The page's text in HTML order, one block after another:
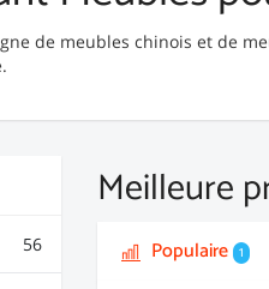
de meubles chinois et de
56
Meilleure
Populaire 1